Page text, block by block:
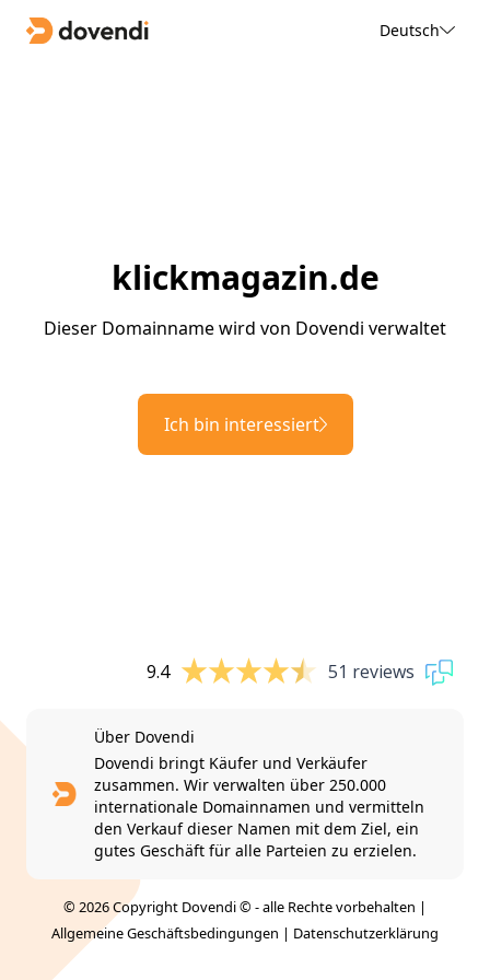
Deutsch
klickmagazin.de
Dieser Domainname wird von Dovendi verwaltet
Ich bin interessiert
9.4 51 reviews
Über Dovendi
Dovendi bringt Käufer und Verkäufer
zusammen. Wir verwalten über 250.000
internationale Domainnamen und vermitteln
den Verkauf dieser Namen mit dem Ziel, ein
gutes Geschäft für alle Parteien zu erzielen.
© 2026 Copyright Dovendi © - alle Rechte vorbehalten |
Allgemeine Geschäftsbedingungen | Datenschutzerklärung